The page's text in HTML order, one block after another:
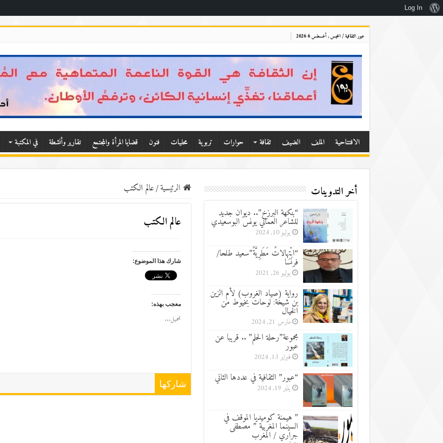
عبور الثقافية / الخميس , أغسطس 6 2026
الافتتاحية الملف الضيف ثقافة حوارات تربوية محليات فنون قضايا المرأة والمجتمع تقارير وأنشطة في المكتبة
الرئيسية/عالم الكتب
عالم الكتب
شارك هذا الموضوع:
معجب بهذه:
تحميل...
شاركها
أخر التدوينات
“بنكهة البرزخ”.. ديوان جديد
للشاعر العماني يونس البوسعيدي
يوليو 10, 2024
“ابْتِهالاتٌ مَطَرِيَّةٌ”سعيد طلحا/
فرنسا
يوليو 26, 2021
رواية (صياد الغروب) لأم الزين
بن شيخة: لوحات بخيوط من
الخيال
مارس 21, 2024
مجموعة”رحلة الحلم” .. قريبا عن
عبور
فبراير 13, 2024
“عبور” الثقافية في عددها الثاني
يناير 19, 2024
” هيمنة كوميديا الموقف في
السينما المغربية ” مصطفى
جراري / المغرب
نبذةLog In